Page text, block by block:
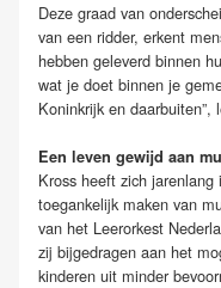
Deze graad van
van een ridder, erkent
hebben geleverd binnen
wat je doet binnen je
Koninkrijk en daarbuiten”,
Een leven gewijd aan
Kross heeft zich
toegankelijk maken van
van het Leerorkest
zij bijgedragen aan het
kinderen uit minder